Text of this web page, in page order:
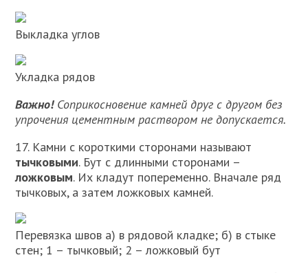
Выкладка углов
Укладка рядов
Важно!Соприкосновение камней друг с другом без
упрочения цементным раствором не допускается.
17. Камни с короткими сторонами называют
тычковыми. Бут с длинными сторонами –
ложковым. Их кладут попеременно. Вначале ряд
тычковых, а затем ложковых камней.
Перевязка швов а) в рядовой кладке; б) в стыке
стен; 1 – тычковый; 2 – ложковый бут